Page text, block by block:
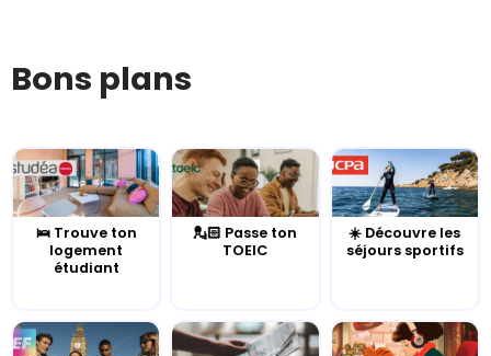
Bons plans
🛌 Trouve ton
logement
étudiant
💂🏻 Passe ton
TOEIC
☀️ Découvre les
séjours sportifs